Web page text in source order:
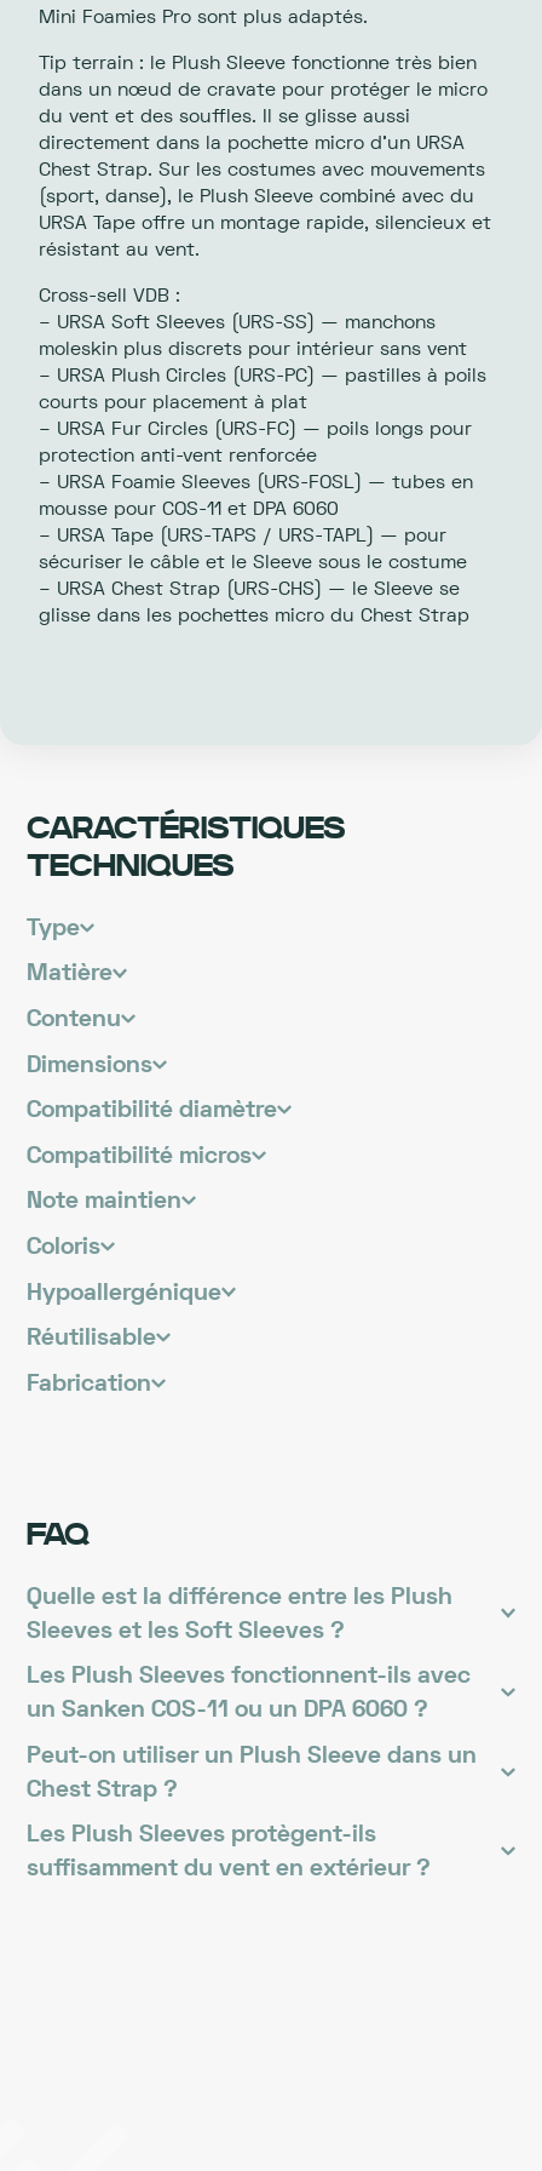
Mini Foamies Pro sont plus adaptés.
Tip terrain : le Plush Sleeve fonctionne très bien
dans un nœud de cravate pour protéger le micro
du vent et des souffles. Il se glisse aussi
directement dans la pochette micro d’un URSA
Chest Strap. Sur les costumes avec mouvements
(sport, danse), le Plush Sleeve combiné avec du
URSA Tape offre un montage rapide, silencieux et
résistant au vent.
Cross-sell VDB :
– URSA Soft Sleeves (URS-SS) — manchons
moleskin plus discrets pour intérieur sans vent
– URSA Plush Circles (URS-PC) — pastilles à poils
courts pour placement à plat
– URSA Fur Circles (URS-FC) — poils longs pour
protection anti-vent renforcée
– URSA Foamie Sleeves (URS-FOSL) — tubes en
mousse pour COS-11 et DPA 6060
– URSA Tape (URS-TAPS / URS-TAPL) — pour
sécuriser le câble et le Sleeve sous le costume
– URSA Chest Strap (URS-CHS) — le Sleeve se
glisse dans les pochettes micro du Chest Strap
CARACTÉRISTIQUES
TECHNIQUES
Type
Matière
Contenu
Dimensions
Compatibilité diamètre
Compatibilité micros
Note maintien
Coloris
Hypoallergénique
Réutilisable
Fabrication
FAQ
Quelle est la différence entre les Plush
Sleeves et les Soft Sleeves ?
Les Plush Sleeves fonctionnent-ils avec
un Sanken COS-11 ou un DPA 6060 ?
Peut-on utiliser un Plush Sleeve dans un
Chest Strap ?
Les Plush Sleeves protègent-ils
suffisamment du vent en extérieur ?